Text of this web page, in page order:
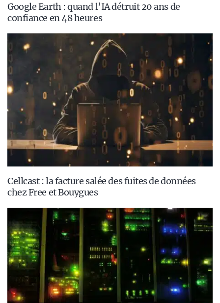
Google Earth : quand l’IA détruit 20 ans de
confiance en 48 heures
Cellcast : la facture salée des fuites de données
chez Free et Bouygues